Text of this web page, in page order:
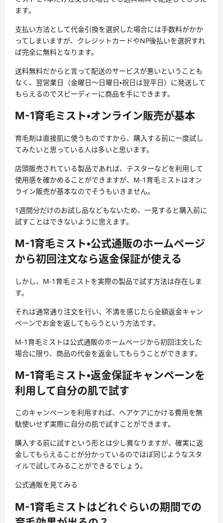
ます。
支払い方法として代金引換を選択した場合には手数料がかか
ってしまいますが、クレジットカードやNP後払いを選択すれ
ば完全に無料となります。
送料無料だからと言って配送のサービスが悪いということも
なく、翌営業日（金曜日～日曜日・祝日は翌平日）に発送して
もらえるのでスピーディーに商品を手にできます。
M-1育毛ミスト・オンライン販売が基本
育毛剤は直接肌に使うものですから、購入する前に一度試し
てみたいと思っている人は多いと思います。
店頭販売されている製品であれば、テスターなどを利用して
使用感を確かめることができますが、M-1育毛ミストはオン
ライン販売が基本なのでそうもいきません。
1週間分だけのお試し品などもないため、一見すると購入前に
試すことはできないように思えます。
M-1育毛ミスト・公式通販のホームページ
から初回注文なら返金保証が使える
しかし、M-1育毛ミストを実際の製品で試す方法は存在しま
す。
それは通常通り注文を行い、不満を感じたら全額返金キャン
ペーンでお金を返してもらうという方法です。
M-1育毛ミストは公式通販のホームページから初回注文した
場合に限り、商品の代金を返金してもらうことができます。
M-1育毛ミスト・返金保証キャンペーンを
利用して自分の肌で試す
このキャンペーンを利用すれば、ヘアケアにかける費用を無
駄使いせず実際に自分の肌で試すことができます。
購入する前に試すという形とは少し異なりますが、確実に返
金してもらえることが分かっているのでほぼ同じようなスタ
イルで試してみることができるでしょう。
公式通販を見てみる
M-1育毛ミストはどれぐらいの期間での